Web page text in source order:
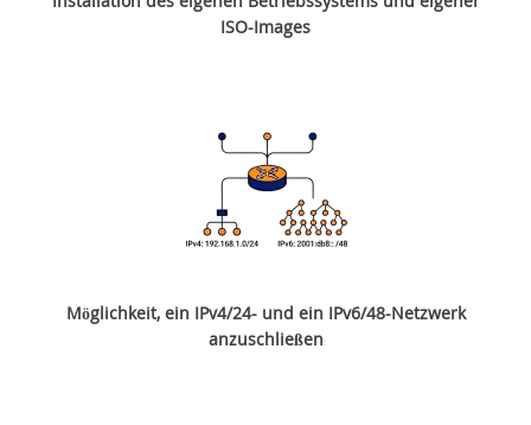
ISO-Images
Möglichkeit, ein IPv4/24- und ein IPv6/48-Netzwerk
anzuschließen